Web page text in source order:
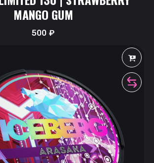
MANGO GUM
500₽